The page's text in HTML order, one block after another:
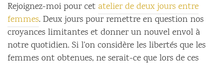
Rejoignez-moi pour cetatelier de deux jours entre
femmes. Deux jours pour remettre en question nos
croyances limitantes et donner un nouvel envol à
notre quotidien. Si l’on considère les libertés que les
femmes ont obtenues, ne serait-ce que lors de ces